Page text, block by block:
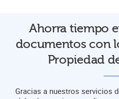
Ahorra tiempo
documentos con
Propiedad
Gracias a nuestros servicios